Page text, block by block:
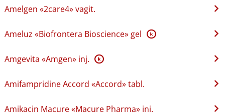
Amelgen «2care4» vagit.
Ameluz «Biofrontera Bioscience» gel K
Amgevita «Amgen» inj. K
Amifampridine Accord «Accord» tabl.
Amikacin Macure «Macure Pharma» inj.